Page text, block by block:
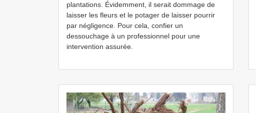
plantations. Évidemment, il serait dommage de
laisser les fleurs et le potager de laisser pourrir
par négligence. Pour cela, confier un
dessouchage à un professionnel pour une
intervention assurée.